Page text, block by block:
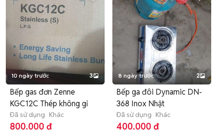
10 ngày trước 3
Bếp gas đơn Zenne
KGC12C Thép không gỉ
Đã sử dụng Khác
800.000 đ
8 ngày trước 2
Bếp ga đôi Dynamic DN-
368 Inox Nhật
Đã sử dụng Khác
400.000 đ